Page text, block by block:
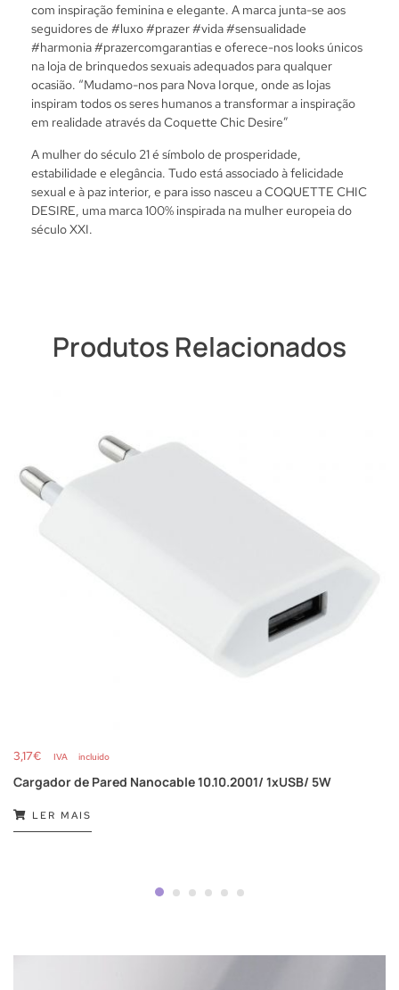
com inspiração feminina e elegante. A marca junta-se aos
seguidores de #luxo #prazer #vida #sensualidade
#harmonia #prazercomgarantias e oferece-nos looks únicos
na loja de brinquedos sexuais adequados para qualquer
ocasião. “Mudamo-nos para Nova Iorque, onde as lojas
inspiram todos os seres humanos a transformar a inspiração
em realidade através da Coquette Chic Desire”
A mulher do século 21 é símbolo de prosperidade,
estabilidade e elegância. Tudo está associado à felicidade
sexual e à paz interior, e para isso nasceu a COQUETTE CHIC
DESIRE, uma marca 100% inspirada na mulher europeia do
século XXI.
Produtos Relacionados
3,17€ IVA incluido
Cargador de Pared Nanocable 10.10.2001/ 1xUSB/ 5W
LER MAIS